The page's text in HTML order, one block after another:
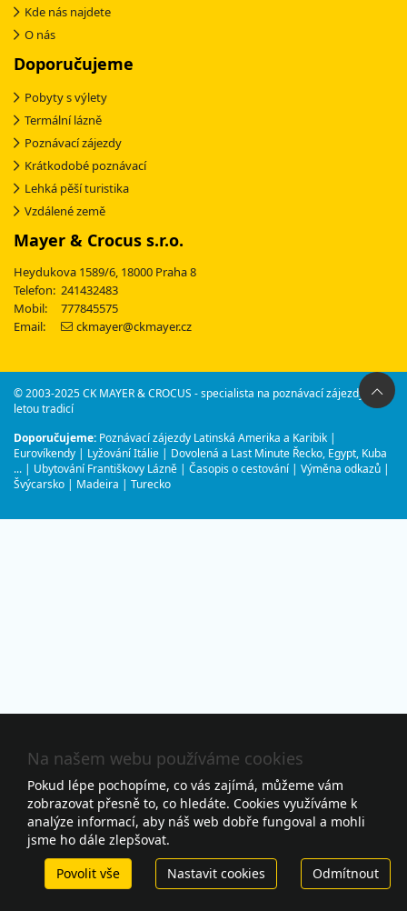
Kde nás najdete
O nás
Doporučujeme
Pobyty s výlety
Termální lázně
Poznávací zájezdy
Krátkodobé poznávací
Lehká pěší turistika
Vzdálené země
Mayer & Crocus s.r.o.
Heydukova 1589/6, 18000 Praha 8
Telefon: 241432483
Mobil: 777845575
Email:
ckmayer@ckmayer.cz
© 2003-2025 CK MAYER & CROCUS - specialista na poznávací zájezdy s 30-
letou tradicí
Doporučujeme: Poznávací zájezdy Latinská Amerika a Karibik
Eurovíkendy
Lyžování Itálie
Dovolená a Last Minute Řecko, Egypt, Kuba
...
Ubytování Františkovy Lázně Časopis o cestování Výměna odkazů
Švýcarsko
Madeira Turecko
Na našem webu používáme cookies
Pokud lépe pochopíme, co vás zajímá, můžeme vám
zobrazovat přesně to, co hledáte. Cookies využíváme k
analýze informací, aby náš web dobře fungoval a mohli
jsme ho dále zlepšovat.
Povolit vše
Nastavit cookies Odmítnout